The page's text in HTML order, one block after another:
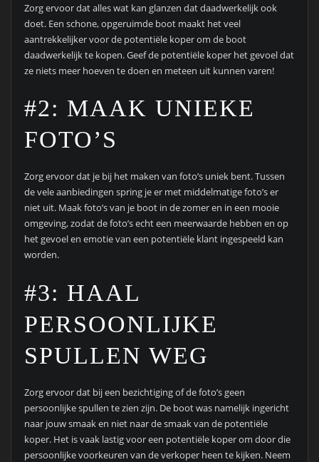
Zorg ervoor dat alles wat kan glanzen dat daadwerkelijk ook
doet. Een schone, opgeruimde boot maakt het veel
aantrekkelijker voor de potentiële koper om de boot
daadwerkelijk te kopen. Geef de potentiële koper het gevoel dat
ze niets meer hoeven te doen en meteen uit kunnen varen!
#2: MAAK UNIEKE
FOTO’S
Zorg ervoor dat je bij het maken van foto’s uniek bent. Tussen
de vele aanbiedingen spring je er met middelmatige foto’s er
niet uit. Maak foto’s van je boot in de zomer en in een mooie
omgeving, zodat de foto’s echt een meerwaarde hebben en op
het gevoel en emotie van een potentiële klant ingespeeld kan
worden.
#3: HAAL
PERSOONLIJKE
SPULLEN WEG
Zorg ervoor dat bij een bezichtiging of de foto’s geen
persoonlijke spullen te zien zijn. De boot was namelijk ingericht
naar jouw smaak en niet naar de smaak van de potentiële
koper. Het is vaak lastig voor een potentiële koper om door die
persoonlijke voorkeuren van de verkoper heen te kijken. Neem